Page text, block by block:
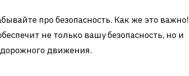
про безопасность. Как же это важно!
не только вашу безопасность, но и
дорожного движения.